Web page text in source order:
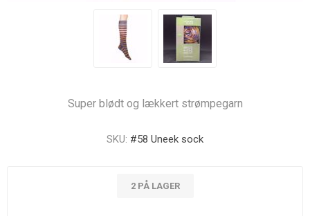
Super blødt og lækkert strømpegarn
SKU: #58 Uneek sock
2 PÅ LAGER